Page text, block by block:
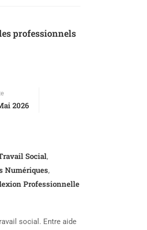
professionnels
2026
Social,
Numériques,
Professionnelle
social. Entre aide